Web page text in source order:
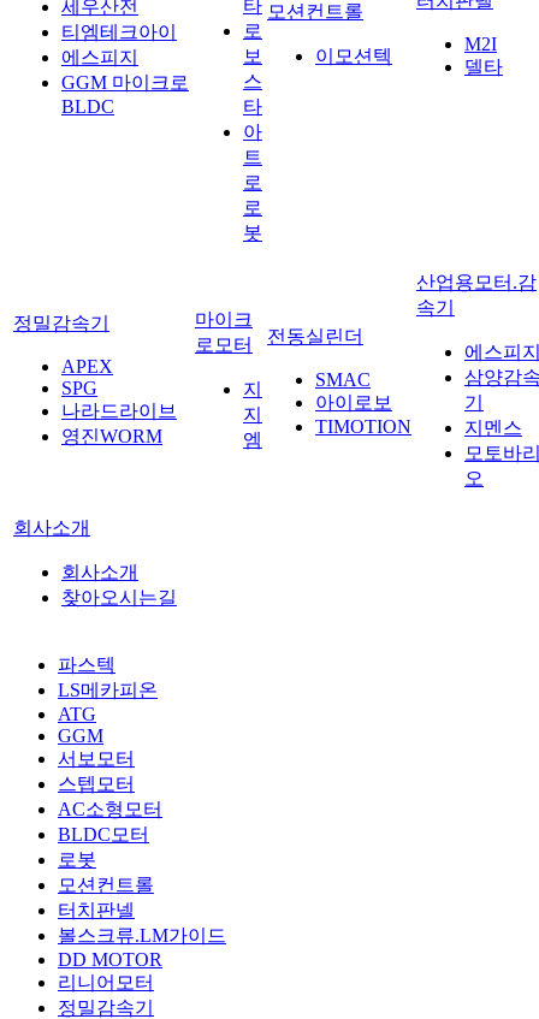
세우산전
티엠테크아이
에스피지
GGM 마이크로
BLDC
타
로
보
스
타
아
트
로
로
봇
모션컨트롤
이모션텍
M2I
델타
정밀감속기
APEX
SPG
나라드라이브
영진WORM
마이크
로모터
지
지
엠
전동실린더
SMAC
아이로보
TIMOTION
산업용모터.감
속기
에스피
삼양감
기
지멘스
모토바
오
회사소개
회사소개
찾아오시는길
파스텍
LS메카피온
ATG
GGM
서보모터
스텝모터
AC소형모터
BLDC모터
로봇
모션컨트롤
터치판넬
볼스크류.LM가이드
DD MOTOR
리니어모터
정밀감속기